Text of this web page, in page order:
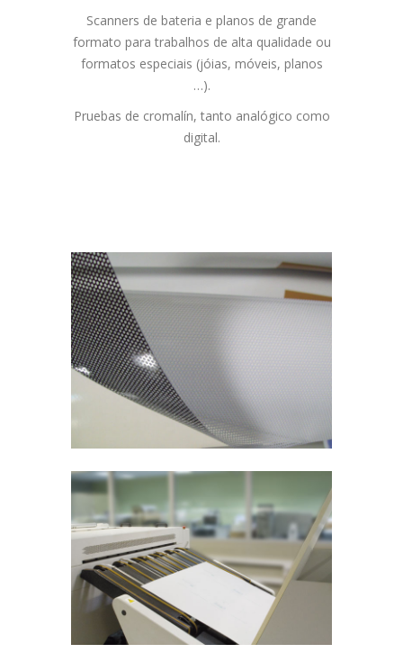
Scanners de bateria e planos de grande
formato para trabalhos de alta qualidade ou
formatos especiais (jóias, móveis, planos
…).
Pruebas de cromalín, tanto analógico como
digital.